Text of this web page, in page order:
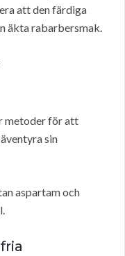
att den färdiga
äkta rabarbersmak.
metoder för att
sin
aspartam och